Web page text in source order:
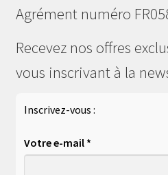
Agrément numéro
Recevez nos offres
vous inscrivant à la
Inscrivez-vous :
Votre e-mail *